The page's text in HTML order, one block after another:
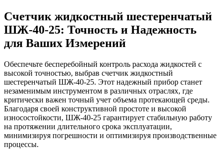
Счетчик жидкостный шестеренчатый
ШЖ-40-25: Точность и Надежность
для Ваших Измерений
Обеспечьте бесперебойный контроль расхода жидкостей с
высокой точностью, выбрав счетчик жидкостный
шестеренчатый ШЖ-40-25. Этот надежный прибор станет
незаменимым инструментом в различных отраслях, где
критически важен точный учет объема протекающей среды.
Благодаря своей конструктивной простоте и высокой
износостойкости, ШЖ-40-25 гарантирует стабильную работу
на протяжении длительного срока эксплуатации,
минимизируя погрешности и оптимизируя производственные
процессы.